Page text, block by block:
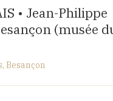
Rousseau 42400 St
• Jean-Philippe
(musée
Besançon